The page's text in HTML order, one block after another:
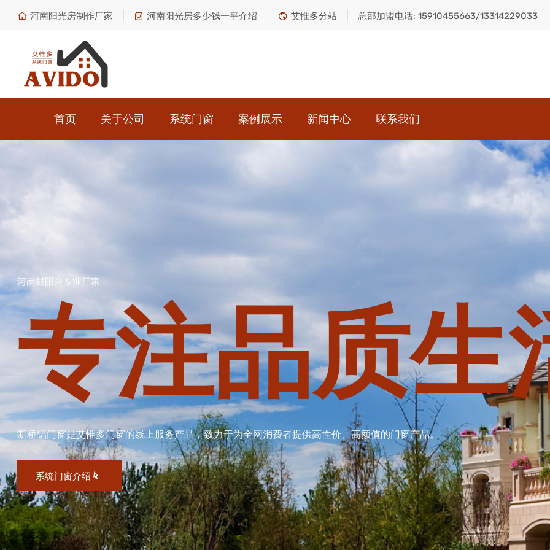
河南阳光房制作厂家 河南阳光房多少钱一平介绍 艾惟多分站 总部加盟电话: 15910455663/13314229033
首页 关于公司 系统门窗 案例展示 新闻中心 联系我们
河南封阳台专业厂家
专注品质生
断桥铝门窗是艾惟多门窗的线上服务产品，致力于为全网消费者提供高性价、高颜值的门窗产品。
系统门窗介绍